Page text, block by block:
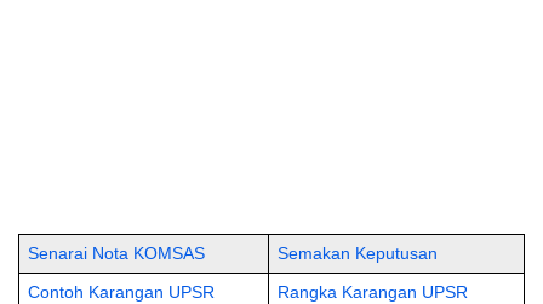
Senarai Nota KOMSAS Semakan Keputusan
Contoh Karangan UPSR Rangka Karangan UPSR